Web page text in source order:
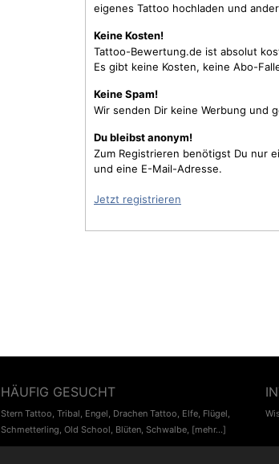
eigenes Tattoo hochladen und
Keine Kosten!
Tattoo-Bewertung.de ist absolut
Es gibt keine Kosten, keine Abo-
Keine Spam!
Wir senden Dir keine Werbung und
Du bleibst anonym!
Zum Registrieren benötigst Du nur
und eine E-Mail-Adresse.
Jetzt registrieren
HÄUFIG GESUCHT
Stern Tattoo, Tribal, Engel, Drachen Tattoo, Elfe, Flügel,
Schmetterling, Old School, Blüten, Schwalbe, [mehr...]